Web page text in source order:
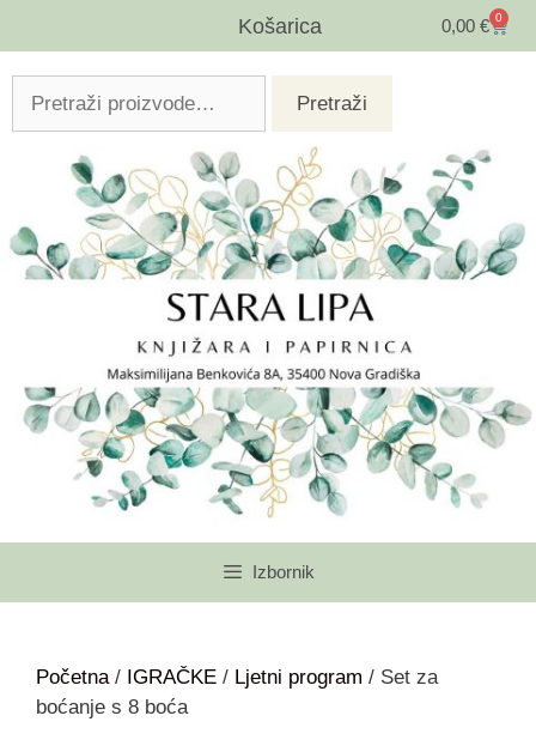
Košarica 0,00 € 0
Pretraži
Izbornik
Početna/ IGRAČKE / Ljetni program / Set za
boćanje s 8 boća